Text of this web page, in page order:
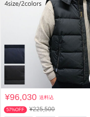
¥96,030送料込
57%OFF ¥225,500